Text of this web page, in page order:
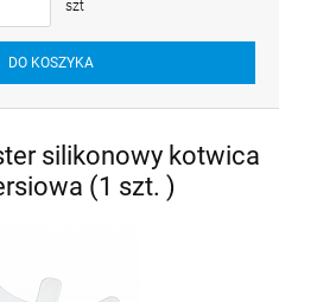
szt
DO KOSZYKA
silikonowy kotwica
(1 szt. )